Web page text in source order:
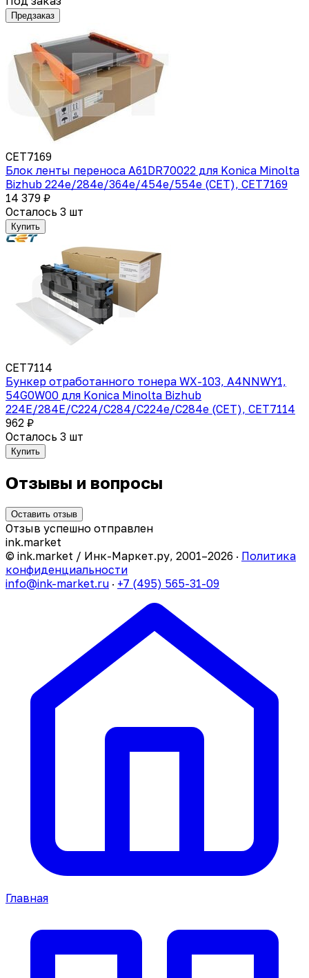
Предзаказ
CET7169
Блок ленты переноса A61DR70022 для Konica Minolta
Bizhub 224e/284e/364e/454e/554e (CET), CET7169
14 379 ₽
Осталось 3 шт
Купить
CET7114
Бункер отработанного тонера WX-103, A4NNWY1,
54G0W00 для Konica Minolta Bizhub
224E/284E/C224/C284/C224e/C284e (CET), CET7114
962 ₽
Осталось 3 шт
Купить
Отзывы и вопросы
Оставить отзыв
Отзыв успешно отправлен
ink.market
© ink.market / Инк-Маркет.ру, 2001–2026 · Политика
конфиденциальности
info@ink-market.ru · +7 (495) 565-31-09
Главная